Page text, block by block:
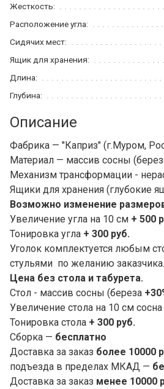
Жесткость:
Расположение угла:
Сидячих мест:
Ящик для хранения:
Длина:
Глубина:
Описание
Фабрика — "Каприз" (г.Муром,
Материал — массив сосны
Механизм трансформации -
Ящики для хранения (глубокие
Возможно изменение
Увеличение угла на 10 см + 500
Тонировка угла + 300 руб.
Уголок комплектуется любым
стульями по желанию заказчика.
Цена без стола и табурета.
Стол - массив сосны (береза
Увеличение стола на 10 см сосна
Тонировка стола + 300 руб.
Сборка — бесплатно
Доставка за заказ более 10000
подъезда в пределах МКАД —
Доставка за заказ менее 10000